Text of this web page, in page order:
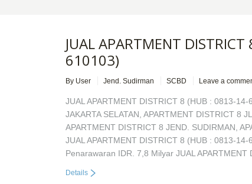
JUAL APARTMENT
610103)
By User Jend. Sudirman SCBD Leave a
JUAL APARTMENT DISTRICT 8 (HUB : 0813-
JAKARTA SELATAN, APARTMENT DISTRICT 8
APARTMENT DISTRICT 8 JEND. SUDIRMAN,
JUAL APARTMENT DISTRICT 8 (HUB : 0813-
Penarawaran IDR. 7,8 Milyar JUAL APARTMENT
Details